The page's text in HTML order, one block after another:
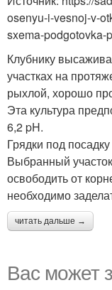
osenyu-i-vesnoj-v-
sxema-podgotovka-
Клубнику
участках на
рыхлой, хорошо
Эта культура
6,2 pH.
Грядки под
Выбранный
освободить от
необходимо
читать дальше →
Вас может